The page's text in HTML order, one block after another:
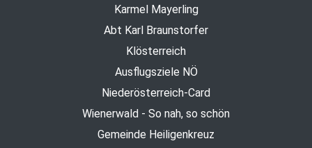
Karmel Mayerling
Abt Karl Braunstorfer
Klösterreich
Ausflugsziele NÖ
Niederösterreich-Card
Wienerwald - So nah, so schön
Gemeinde Heiligenkreuz